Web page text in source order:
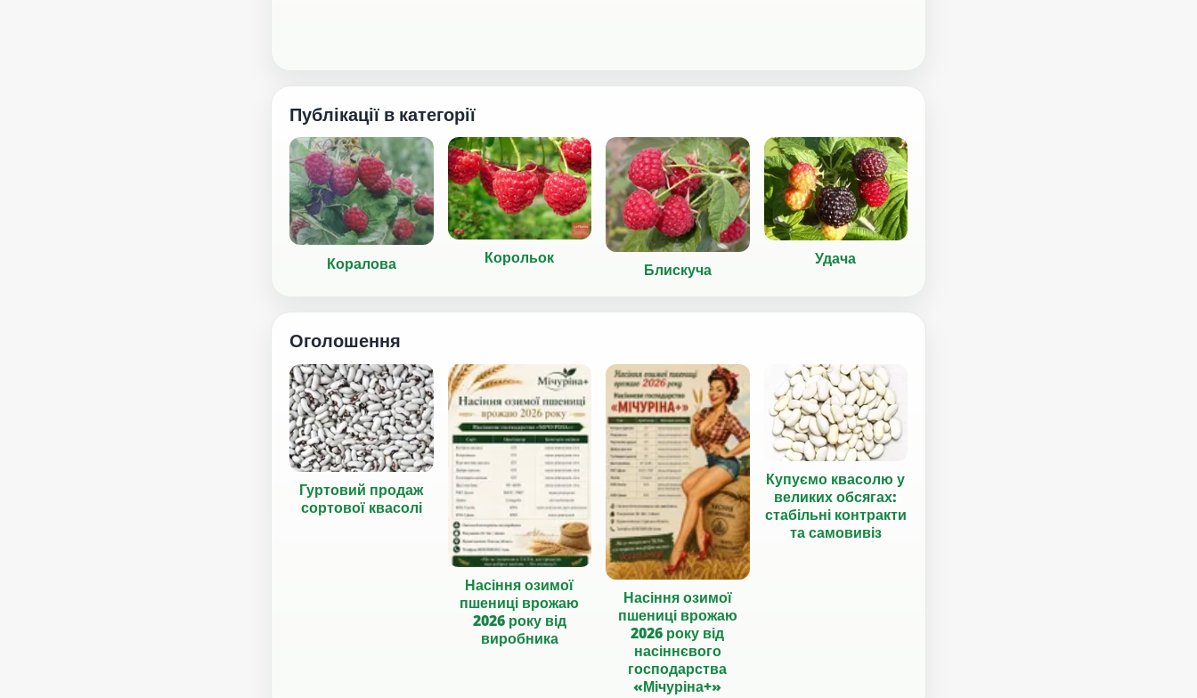
Публікації в категорії
Коралова Корольок
Блискуча
Удача
Оголошення
Гуртовий продаж
сортової квасолі
Насіння озимої
пшениці врожаю
2026 року від
виробника
Насіння озимої
пшениці врожаю
2026 року від
насіннєвого
господарства
«Мічуріна+»
Купуємо квасолю у
великих обсягах:
стабільні контракти
та самовивіз